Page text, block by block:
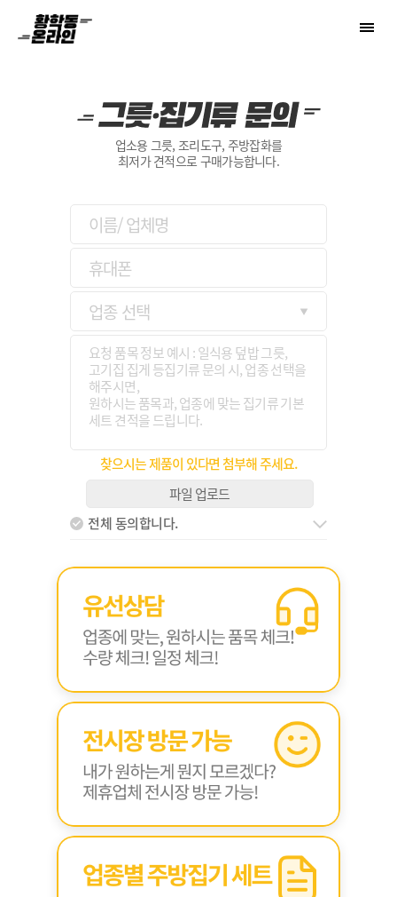
황학동온라인 - 업소용 주방기기 비교견적 플랫폼
업소용 그릇, 조리도구, 주방잡화를
최저가 견적으로 구매가능합니다.
업종 선택
찾으시는 제품이 있다면 첨부해 주세요.
파일 업로드
전체 동의합니다.